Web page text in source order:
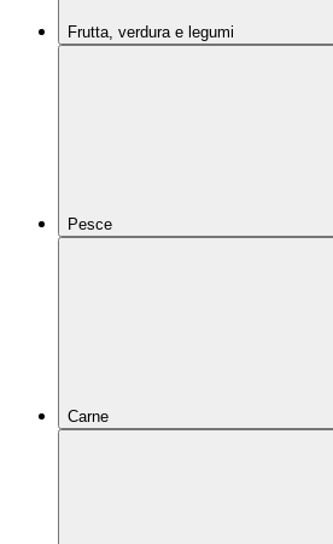
Frutta, verdura e legumi
Pesce
Carne